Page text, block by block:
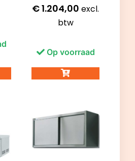
€1.204,00 excl.
btw
Op voorraad